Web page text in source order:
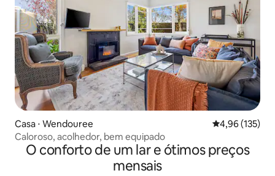
Casa ⋅ Wendouree 4,96 de uma
4,96 (135)
Caloroso, acolhedor, bem equipado
O conforto de um lar e ótimos preços
mensais